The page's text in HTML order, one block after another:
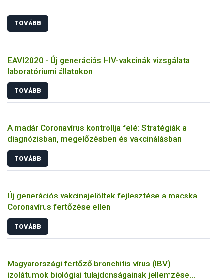
TOVÁBB
EAVI2020 - Új generációs HIV-vakcinák vizsgálata
laboratóriumi állatokon
TOVÁBB
A madár Coronavírus kontrollja felé: Stratégiák a
diagnózisban, megelőzésben és vakcinálásban
TOVÁBB
Új generációs vakcinajelöltek fejlesztése a macska
Coronavírus fertőzése ellen
TOVÁBB
Magyarországi fertőző bronchitis vírus (IBV)
izolátumok biológiai tulajdonságainak jellemzése